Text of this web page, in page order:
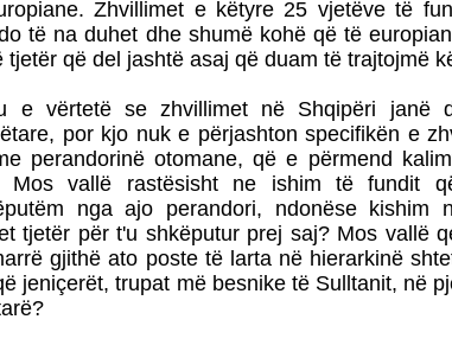
Zhvillimet e këtyre 25 vjetëve të
të na duhet dhe shumë kohë që të
tjetër që del jashtë asaj që duam të trajtojmë
e vërtetë se zhvillimet në Shqipëri janë
por kjo nuk e përjashton specifikën e
perandorinë otomane, që e përmend
Mos vallë rastësisht ne ishim të fundit
nga ajo perandori, ndonëse kishim
tjetër për t'u shkëputur prej saj? Mos vallë
gjithë ato poste të larta në hierarkinë
jeniçerët, trupat më besnike të Sulltanit, në